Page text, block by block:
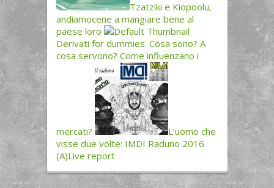
Tzatziki e Kiopoolu,
andiamocene a mangiare bene al
paese loro
Derivati for dummies. Cosa sono? A
cosa servono? Come influenzano i
mercati?
L’uomo che
visse due volte: IMDI Raduno 2016
(A)Live report